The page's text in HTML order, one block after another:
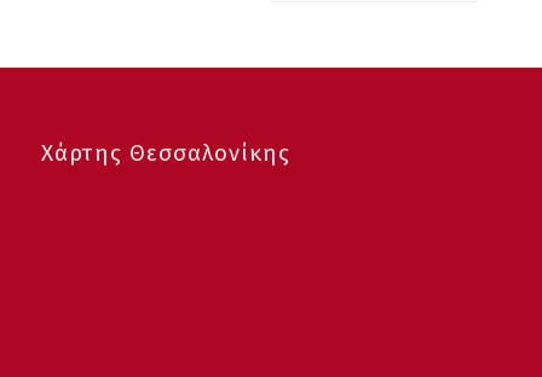
Χάρτης Θεσσαλονίκης